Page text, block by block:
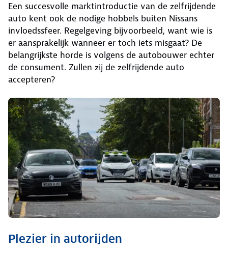
Een succesvolle marktintroductie van de zelfrijdende
auto kent ook de nodige hobbels buiten Nissans
invloedssfeer. Regelgeving bijvoorbeeld, want wie is
er aansprakelijk wanneer er toch iets misgaat? De
belangrijkste horde is volgens de autobouwer echter
de consument. Zullen zij de zelfrijdende auto
accepteren?
Plezier in autorijden